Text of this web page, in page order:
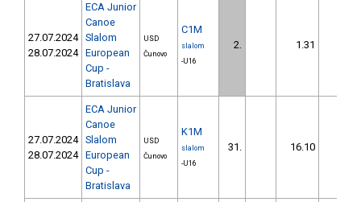
27.07.2024
28.07.2024
ECA Junior
Canoe
Slalom
European
Cup -
Bratislava
USD
Čunovo
C1M
slalom
-U16
2. 1.31
27.07.2024
28.07.2024
ECA Junior
Canoe
Slalom
European
Cup -
Bratislava
USD
Čunovo
K1M
slalom
-U16
31. 16.10